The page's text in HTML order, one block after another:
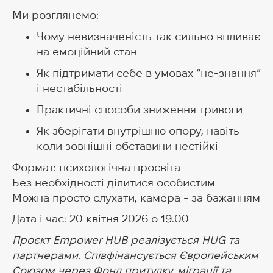
Ми розглянемо:
Чому невизначеність так сильно впливає
на емоційний стан
Як підтримати себе в умовах “не-знання”
і нестабільності
Практичні способи зниження тривоги
Як зберігати внутрішню опору, навіть
коли зовнішні обставини нестійкі
Формат: психологічна просвіта
Без необхідності ділитися особистим
Можна просто слухати, камера - за бажанням
Дата і час: 20 квітня 2026 о 19.00
Проєкт Empower HUB реалізується HUG та
партнерами. Співфінансується Європейським
Союзом через Фонд притулку, міграції та